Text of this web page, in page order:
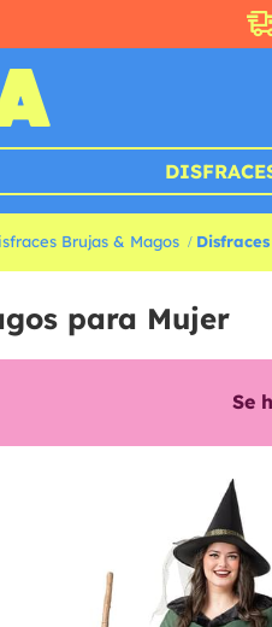
Brujas & Magos
para Mujer
Se